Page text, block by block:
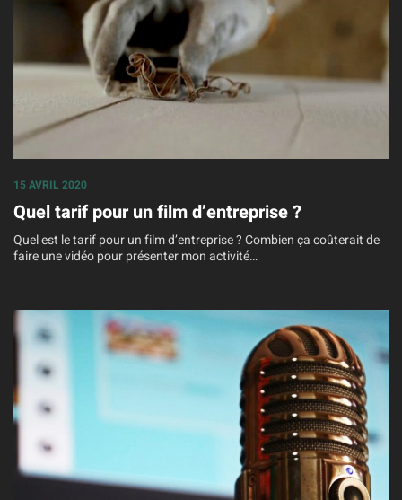
15 AVRIL 2020
Quel tarif pour un film d’entreprise ?
Quel est le tarif pour un film d’entreprise ? Combien ça coûterait de
faire une vidéo pour présenter mon activité…